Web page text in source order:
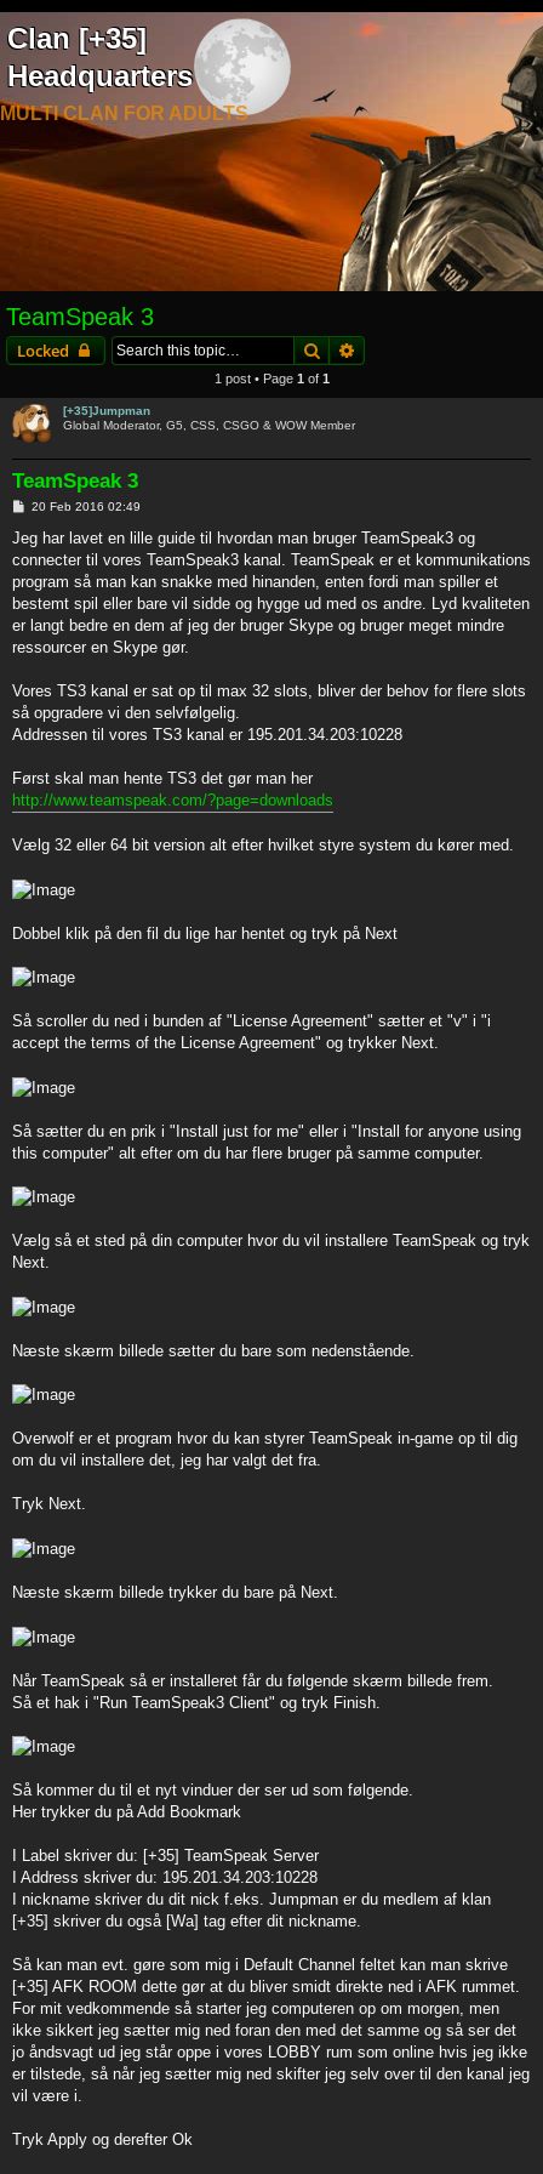
Clan [+35]
Headquarters
MULTI CLAN FOR ADULTS
TeamSpeak 3
Locked SearchAdvanced search
1 post • Page 1 of 1
[+35]Jumpman
Global Moderator, G5, CSS, CSGO & WOW Member
TeamSpeak 3
P
s
20 Feb 2016 02:49
Jeg har lavet en lille guide til hvordan man bruger TeamSpeak3 og
connecter til vores TeamSpeak3 kanal. TeamSpeak er et kommunikations
program så man kan snakke med hinanden, enten fordi man spiller et
bestemt spil eller bare vil sidde og hygge ud med os andre. Lyd kvaliteten
er langt bedre en dem af jeg der bruger Skype og bruger meget mindre
ressourcer en Skype gør.
Vores TS3 kanal er sat op til max 32 slots, bliver der behov for flere slots
så opgradere vi den selvfølgelig.
Addressen til vores TS3 kanal er 195.201.34.203:10228
Først skal man hente TS3 det gør man her
http://www.teamspeak.com/?page=downloads
Vælg 32 eller 64 bit version alt efter hvilket styre system du kører med.
Dobbel klik på den fil du lige har hentet og tryk på Next
Så scroller du ned i bunden af "License Agreement" sætter et "v" i "i
accept the terms of the License Agreement" og trykker Next.
Så sætter du en prik i "Install just for me" eller i "Install for anyone using
this computer" alt efter om du har flere bruger på samme computer.
Vælg så et sted på din computer hvor du vil installere TeamSpeak og tryk
Next.
Næste skærm billede sætter du bare som nedenstående.
Overwolf er et program hvor du kan styrer TeamSpeak in-game op til dig
om du vil installere det, jeg har valgt det fra.
Tryk Next.
Næste skærm billede trykker du bare på Next.
Når TeamSpeak så er installeret får du følgende skærm billede frem.
Så et hak i "Run TeamSpeak3 Client" og tryk Finish.
Så kommer du til et nyt vinduer der ser ud som følgende.
Her trykker du på Add Bookmark
I Label skriver du: [+35] TeamSpeak Server
I Address skriver du: 195.201.34.203:10228
I nickname skriver du dit nick f.eks. Jumpman er du medlem af klan
[+35] skriver du også [Wa] tag efter dit nickname.
Så kan man evt. gøre som mig i Default Channel feltet kan man skrive
[+35] AFK ROOM dette gør at du bliver smidt direkte ned i AFK rummet.
For mit vedkommende så starter jeg computeren op om morgen, men
ikke sikkert jeg sætter mig ned foran den med det samme og så ser det
jo åndsvagt ud jeg står oppe i vores LOBBY rum som online hvis jeg ikke
er tilstede, så når jeg sætter mig ned skifter jeg selv over til den kanal jeg
vil være i.
Tryk Apply og derefter Ok